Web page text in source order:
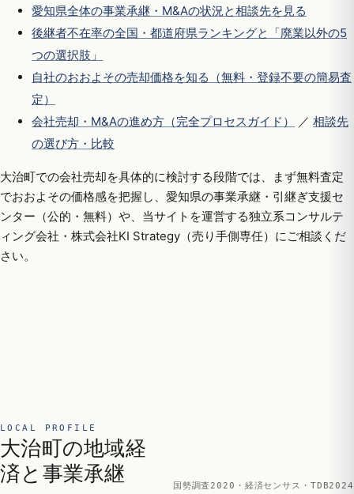
愛知県全体の事業承継・M&Aの状況と相談先を見る
後継者不在率の全国・都道府県ランキングと「廃業以外の5
つの選択肢」
自社のおおよその売却価格を知る（無料・登録不要の簡易査
定）
会社売却・M&Aの進め方（完全プロセスガイド）
／ 相談先
の選び方・比較
大治町での会社売却を具体的に検討する段階では、まず無料査定
でおおよその価格感を把握し、愛知県の事業承継・引継ぎ支援セ
ンター（公的・無料）や、当サイトを運営する独立系コンサルテ
ィング会社・株式会社KI Strategy（売り手側専任）にご相談くだ
さい。
LOCAL PROFILE
大治町の地域経
済と事業承継
国勢調査2020・経済センサス・TDB2024